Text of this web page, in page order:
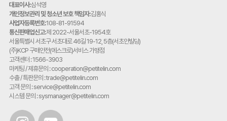
대표이사:심석영
개인정보관리 및 청소년 보호 책임자:김홍식
사업자등록번호:108-81-91594
통신판매업신고:제 2022-서울서초-1954호
주
소:
서울특별시 서초구 서초대로 46길 19-12, 5층(서초안빌딩)
(주)KCP 구매안전(에스크로)서비스 가맹점
고객센터 : 1566-3903
마케팅 / 제휴문의 : cooperation@petitelin.com
수출 / 특판문의 : trade@petitelin.com
고객 문의 : service@petitelin.com
시스템 문의 : sysmanager@petitelin.com